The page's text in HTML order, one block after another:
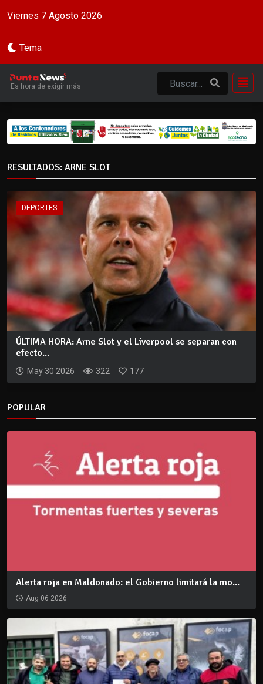
Viernes 7 Agosto 2026
Tema
Es hora de exigir más
RESULTADOS: ARNE SLOT
DEPORTES
ÚLTIMA HORA: Arne Slot y el Liverpool se separan con
efecto...
May 30 2026 322 177
POPULAR
Alerta roja en Maldonado: el Gobierno limitará la mo...
Aug 06 2026